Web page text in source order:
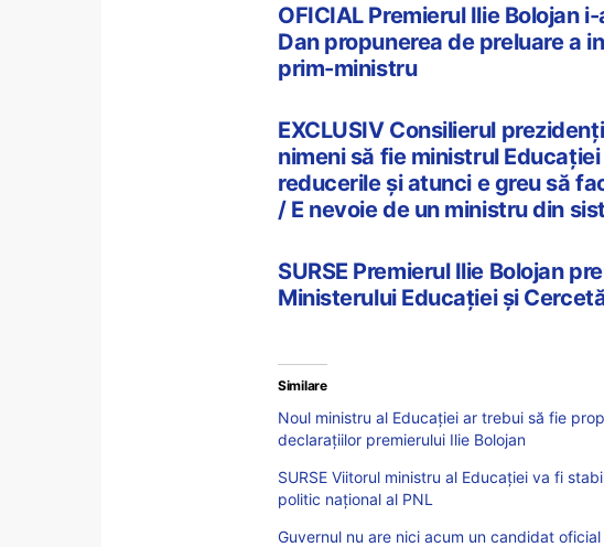
OFICIAL Premierul Ilie Bolojan
Dan propunerea de preluare a
prim-ministru
EXCLUSIV Consilierul
nimeni să fie ministrul
reducerile și atunci e greu să
/ E nevoie de un ministru din
SURSE Premierul Ilie Bolojan
Ministerului Educației și
Similare
Noul ministru al Educației ar trebui să fie
declarațiilor premierului Ilie Bolojan
SURSE Viitorul ministru al Educației va fi
politic național al PNL
Guvernul nu are nici acum un candidat